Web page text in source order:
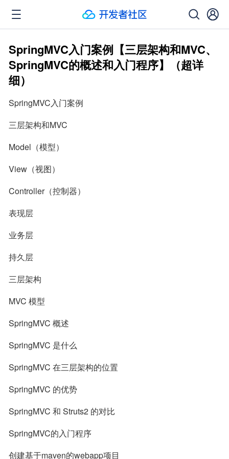
SpringMVC入门案例【三层架构和MVC、
SpringMVC的概述和入门程序】（超详
细）
SpringMVC入门案例
三层架构和MVC
Model（模型）
View（视图）
Controller（控制器）
表现层
业务层
持久层
三层架构
MVC 模型
SpringMVC 概述
SpringMVC 是什么
SpringMVC 在三层架构的位置
SpringMVC 的优势
SpringMVC 和 Struts2 的对比
SpringMVC的入门程序
创建基于maven的webapp项目